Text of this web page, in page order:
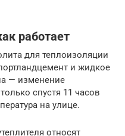
работает
для теплоизоляции
и жидкое
— изменение
спустя 11 часов
на улице.
относят